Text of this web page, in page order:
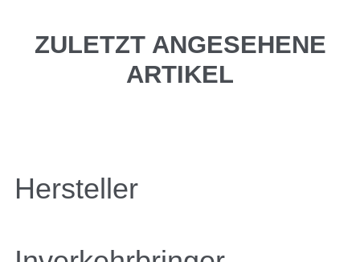
ZULETZT ANGESEHENE
ARTIKEL
Hersteller